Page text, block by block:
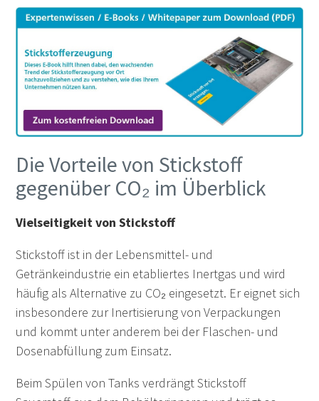
Die Vorteile von Stickstoff
gegenüber CO₂ im Überblick
Vielseitigkeit von Stickstoff
Stickstoff ist in der Lebensmittel- und
Getränkeindustrie ein etabliertes Inertgas und wird
häufig als Alternative zu CO₂ eingesetzt. Er eignet sich
insbesondere zur Inertisierung von Verpackungen
und kommt unter anderem bei der Flaschen- und
Dosenabfüllung zum Einsatz.
Beim Spülen von Tanks verdrängt Stickstoff